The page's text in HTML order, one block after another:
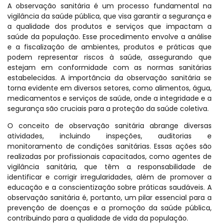
A observação sanitária é um processo fundamental na
vigilância da saúde pública, que visa garantir a segurança e
a qualidade dos produtos e serviços que impactam a
saúde da população. Esse procedimento envolve a análise
e a fiscalização de ambientes, produtos e práticas que
podem representar riscos à saúde, assegurando que
estejam em conformidade com as normas sanitárias
estabelecidas. A importância da observação sanitária se
torna evidente em diversos setores, como alimentos, água,
medicamentos e serviços de saúde, onde a integridade e a
segurança são cruciais para a proteção da saúde coletiva.
O conceito de observação sanitária abrange diversas
atividades, incluindo inspeções, auditorias e
monitoramento de condições sanitárias. Essas ações são
realizadas por profissionais capacitados, como agentes de
vigilância sanitária, que têm a responsabilidade de
identificar e corrigir irregularidades, além de promover a
educação e a conscientização sobre práticas saudáveis. A
observação sanitária é, portanto, um pilar essencial para a
prevenção de doenças e a promoção da saúde pública,
contribuindo para a qualidade de vida da população.